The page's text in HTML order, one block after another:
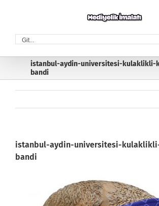
Git...
istanbul-aydin-universitesi-kulaklikli-
bandi
istanbul-aydin-universitesi-
bandi